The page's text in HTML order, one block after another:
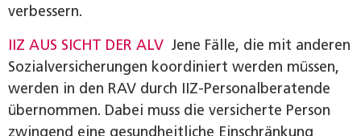
verbessern.
IIZ AUS SICHT DER ALV Jene Fälle, die mit anderen
Sozial­versicherungen koordiniert werden müssen,
werden in den RAV durch IIZ-Personalberatende
übernommen. Dabei muss die versicherte Person
zwingend eine gesundheitliche Einschränkung